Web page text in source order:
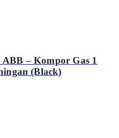
– Kompor Gas 1
(Black)